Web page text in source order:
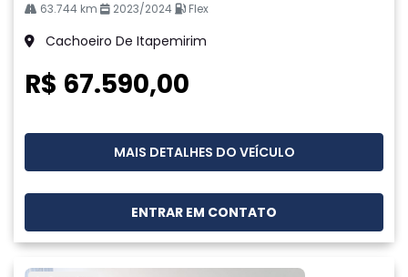
63.744 km 2023/2024 Flex
Cachoeiro De Itapemirim
R$ 67.590,00
MAIS DETALHES DO VEÍCULO
ENTRAR EM CONTATO